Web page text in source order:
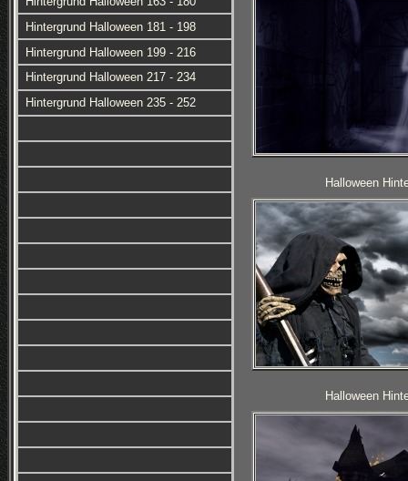
Hintergrund Halloween 181 - 198
Hintergrund Halloween 199 - 216
Hintergrund Halloween 217 - 234
Hintergrund Halloween 235 - 252
Halloween
Halloween